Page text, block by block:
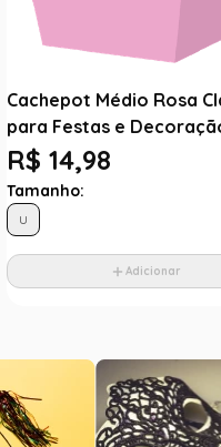
Cachepot Médio Rosa
para Festas e
R$ 14,98
Tamanho:
U
Adicionar